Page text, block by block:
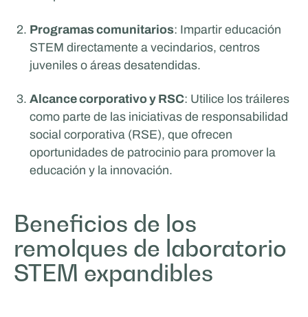
Programas comunitarios: Impartir educación
STEM directamente a vecindarios, centros
juveniles o áreas desatendidas.
Alcance corporativo y RSC: Utilice los tráileres
como parte de las iniciativas de responsabilidad
social corporativa (RSE), que ofrecen
oportunidades de patrocinio para promover la
educación y la innovación.
Beneficios de los
remolques de laboratorio
STEM expandibles